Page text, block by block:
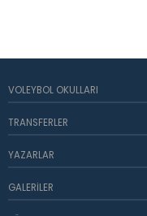
VOLEYBOL OKULLARI
TRANSFERLER
YAZARLAR
GALERILER